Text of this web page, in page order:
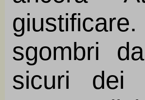
sgombri
sicuri dei